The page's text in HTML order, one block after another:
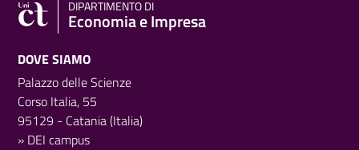
DIPARTIMENTO DI
Economia e Impresa
DOVE SIAMO
Palazzo delle Scienze
Corso Italia, 55
95129 - Catania (Italia)
» DEI campus